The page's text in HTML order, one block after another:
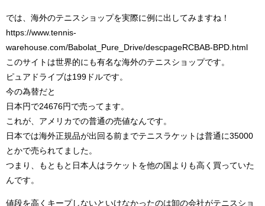
では、海外のテニスショップを実際に例に出してみますね！
https://www.tennis-
warehouse.com/Babolat_Pure_Drive/descpageRCBAB-BPD.html
このサイトは世界的にも有名な海外のテニスショップです。
ピュアドライブは199ドルです。
今の為替だと
日本円で24676円で売ってます。
これが、アメリカでの普通の売値なんです。
日本では海外正規品が出回る前までテニスラケットは普通に35000
とかで売られてました。
つまり、もともと日本人はラケットを他の国よりも高く買っていた
んです。
値段を高くキープしないといけなかったのは卸の会社がテニスショ